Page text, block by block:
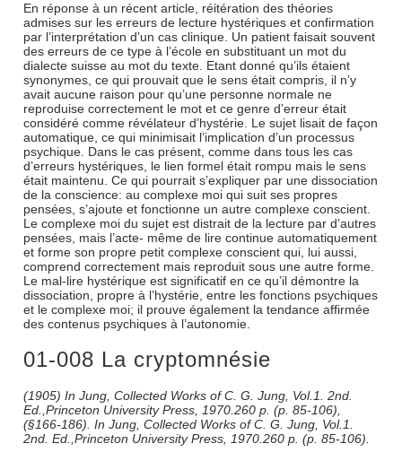
En réponse à un récent article, réitération des théories
admises sur les erreurs de lecture hystériques et confirmation
par l’interprétation d’un cas clinique. Un patient faisait souvent
des erreurs de ce type à l’école en substituant un mot du
dialecte suisse au mot du texte. Etant donné qu’ils étaient
synonymes, ce qui prouvait que le sens était compris, il n’y
avait aucune raison pour qu’une personne normale ne
reproduise correctement le mot et ce genre d’erreur était
considéré comme révélateur d’hystérie. Le sujet lisait de façon
automatique, ce qui minimisait l’implication d’un processus
psychique. Dans le cas présent, comme dans tous les cas
d’erreurs hystériques, le lien formel était rompu mais le sens
était maintenu. Ce qui pourrait s’expliquer par une dissociation
de la conscience: au complexe moi qui suit ses propres
pensées, s’ajoute et fonctionne un autre complexe conscient.
Le complexe moi du sujet est distrait de la lecture par d’autres
pensées, mais l’acte- même de lire continue automatiquement
et forme son propre petit complexe conscient qui, lui aussi,
comprend correctement mais reproduit sous une autre forme.
Le mal-lire hystérique est significatif en ce qu’il démontre la
dissociation, propre à l’hystérie, entre les fonctions psychiques
et le complexe moi; il prouve également la tendance affirmée
des contenus psychiques à l’autonomie.
01-008 La cryptomnésie
(1905) In Jung, Collected Works of C. G. Jung, Vol.1. 2nd.
Ed.,Princeton University Press, 1970.260 p. (p. 85-106),
(§166-186). In Jung, Collected Works of C. G. Jung, Vol.1.
2nd. Ed.,Princeton University Press, 1970.260 p. (p. 85-106).